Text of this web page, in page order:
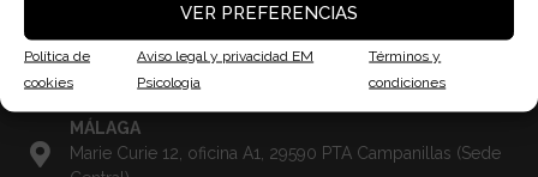
VER PREFERENCIAS
Política de
cookies
Aviso legal y privacidad EM
Psicologia
Términos y
condiciones
MÁLAGA
Marie Curie 12, oficina A1, 29590 PTA Campanillas (Sede